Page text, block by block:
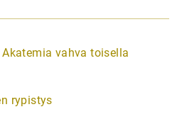
vahva toisella
rypistys